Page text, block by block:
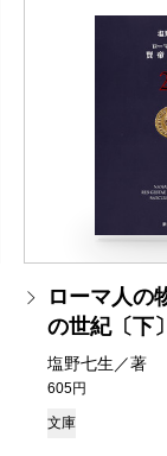
ローマ人
の世紀〔下
塩野七生／著
605円
文庫